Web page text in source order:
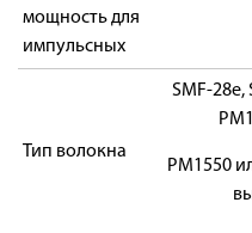
мощность для
импульсных
Тип волокна
SMF-28e,
PM1550